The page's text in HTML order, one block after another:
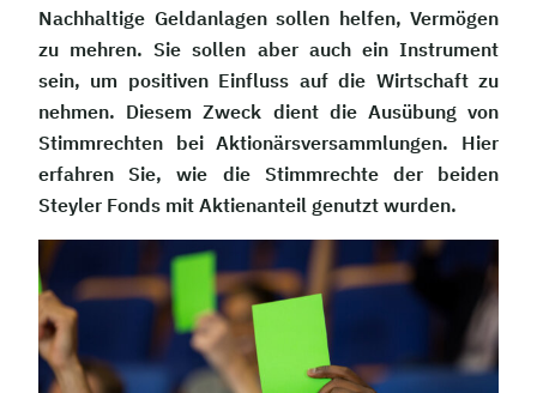
Nachhaltige Geldanlagen sollen helfen, Vermögen
zu mehren. Sie sollen aber auch ein Instrument
sein, um positiven Einfluss auf die Wirtschaft zu
nehmen. Diesem Zweck dient die Ausübung von
Stimmrechten bei Aktionärsversammlungen. Hier
erfahren Sie, wie die Stimmrechte der beiden
Steyler Fonds mit Aktienanteil genutzt wurden.